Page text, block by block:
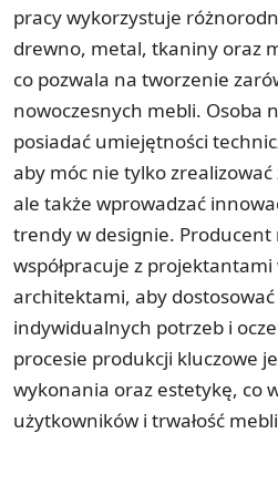
pracy wykorzystuje
drewno, metal, tkaniny oraz
co pozwala na tworzenie
nowoczesnych mebli. Osoba
posiadać umiejętności
aby móc nie tylko
ale także wprowadzać
trendy w designie. Producent
współpracuje z
architektami, aby
indywidualnych potrzeb i
procesie produkcji kluczowe
wykonania oraz estetykę, co
użytkowników i trwałość